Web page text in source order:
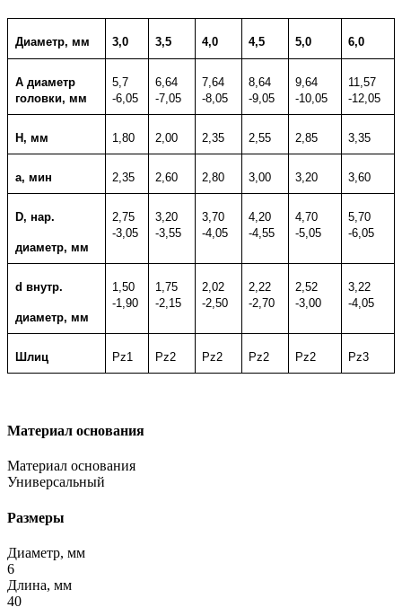
Диаметр, мм 3,0 3,5 4,0 4,5 5,0 6,0
А диаметр
головки, мм
5,7
-6,05
6,64
-7,05
7,64
-8,05
8,64
-9,05
9,64
-10,05
11,57
-12,05
Н, мм 1,80 2,00 2,35 2,55 2,85 3,35
а, мин 2,35 2,60 2,80 3,00 3,20 3,60
D, нар.
диаметр, мм
2,75
-3,05
3,20
-3,55
3,70
-4,05
4,20
-4,55
4,70
-5,05
5,70
-6,05
d внутр.
диаметр, мм
1,50
-1,90
1,75
-2,15
2,02
-2,50
2,22
-2,70
2,52
-3,00
3,22
-4,05
Шлиц Pz1 Pz2 Pz2 Pz2 Pz2 Pz3
Материал основания
Материал основания
Универсальный
Размеры
Диаметр, мм
6
Длина, мм
40